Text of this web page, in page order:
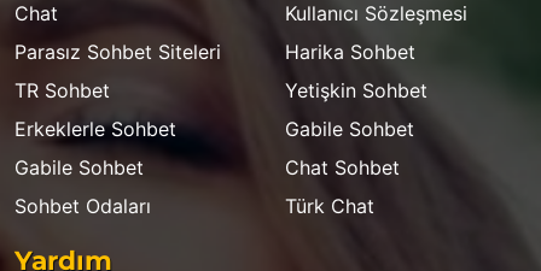
Chat
Parasız Sohbet Siteleri
TR Sohbet
Erkeklerle Sohbet
Gabile Sohbet
Sohbet Odaları
Kullanıcı Sözleşmesi
Harika Sohbet
Yetişkin Sohbet
Gabile Sohbet
Chat Sohbet
Türk Chat
Yardım